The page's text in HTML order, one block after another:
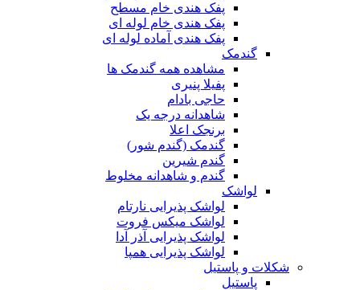
پفک هندی خام مسطح
پفک هندی خام لوله ای
پفک هندی آماده لوله ای
گندمک
مشاهده همه گندمک ها
پفیلا پنیری
حاجی بادام
شاهدانه درجه یک
برنجک اعلا
گندمک (گندم شور)
گندم شیرین
گندم و شاهدانه مخلوط
لواشک
لواشک پذیرایی نارتام
لواشک میکس فروت
لواشک پذیرایی آذر آدا
لواشک پذیرایی همپا
شکلات و پاستیل
پاستیل